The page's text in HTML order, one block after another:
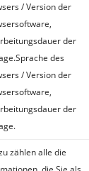
/ Version der
der
des
/ Version der
der
zählen alle die